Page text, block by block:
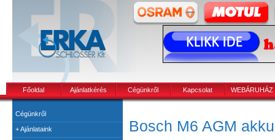
Főoldal Ajánlatkérés Cégünkről Kapcsolat WEBÁRUHÁZ
Cégünkről
+Ajánlataink Bosch M6 AGM